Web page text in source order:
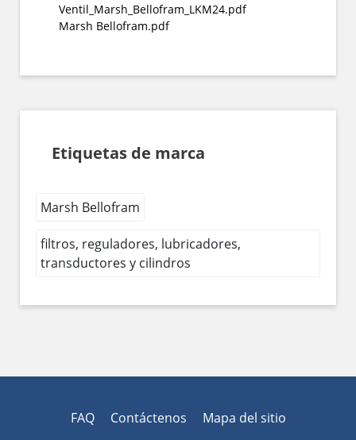
Ventil_Marsh_Bellofram_LKM24.pdf
Marsh Bellofram.pdf
Etiquetas de marca
Marsh Bellofram
filtros, reguladores, lubricadores,
transductores y cilindros
FAQ Contáctenos Mapa del sitio